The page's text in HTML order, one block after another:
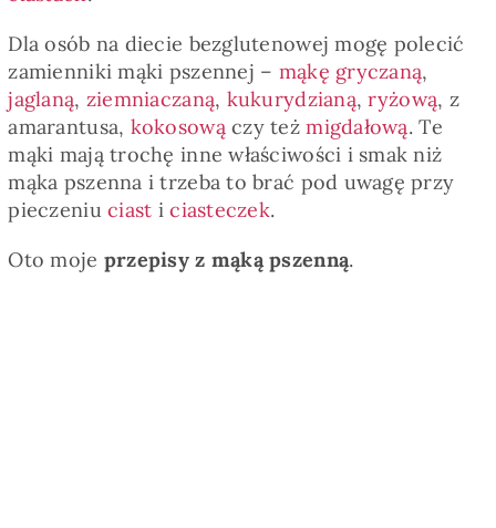
Dla osób na diecie bezglutenowej mogę polecić
zamienniki mąki pszennej – mąkę gryczaną,
jaglaną, ziemniaczaną, kukurydzianą,ryżową, z
amarantusa, kokosową czy teżmigdałową. Te
mąki mają trochę inne właściwości i smak niż
mąka pszenna i trzeba to brać pod uwagę przy
pieczeniuciast iciasteczek.
Oto moje przepisy z mąką pszenną.